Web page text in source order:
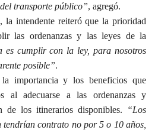
transporte público”, agregó.
la intendente reiteró que la prioridad
las ordenanzas y las leyes de la
es cumplir con la ley, para nosotros
posible”.
la importancia y los beneficios que
al adecuarse a las ordenanzas y
de los itinerarios disponibles.
“Los
contrato no por 5 o 10 años,